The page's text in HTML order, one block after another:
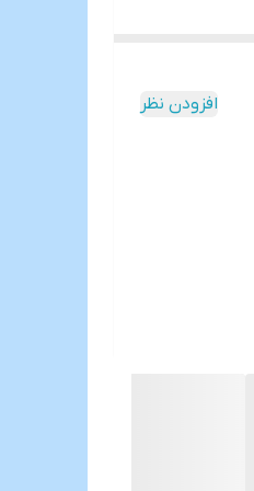
افزودن نظر